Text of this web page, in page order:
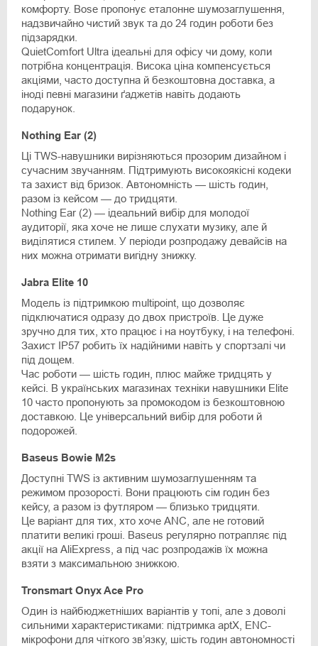
комфорту. Bose пропонує еталонне шумозаглушення,
надзвичайно чистий звук та до 24 годин роботи без
підзарядки.
QuietComfort Ultra ідеальні для офісу чи дому, коли
потрібна концентрація. Висока ціна компенсується
акціями, часто доступна й безкоштовна доставка, а
іноді певні магазини ґаджетів навіть додають
подарунок.
Nothing Ear (2)
Ці TWS-навушники вирізняються прозорим дизайном і
сучасним звучанням. Підтримують високоякісні кодеки
та захист від бризок. Автономність — шість годин,
разом із кейсом — до тридцяти.
Nothing Ear (2) — ідеальний вибір для молодої
аудиторії, яка хоче не лише слухати музику, але й
виділятися стилем. У періоди розпродажу девайсів на
них можна отримати вигідну знижку.
Jabra Elite 10
Модель із підтримкою multipoint, що дозволяє
підключатися одразу до двох пристроїв. Це дуже
зручно для тих, хто працює і на ноутбуку, і на телефоні.
Захист IP57 робить їх надійними навіть у спортзалі чи
під дощем.
Час роботи — шість годин, плюс майже тридцять у
кейсі. В українських магазинах техніки навушники Elite
10 часто пропонують за промокодом із безкоштовною
доставкою. Це універсальний вибір для роботи й
подорожей.
Baseus Bowie M2s
Доступні TWS із активним шумозаглушенням та
режимом прозорості. Вони працюють сім годин без
кейсу, а разом із футляром — близько тридцяти.
Це варіант для тих, хто хоче ANC, але не готовий
платити великі гроші. Baseus регулярно потрапляє під
акції на AliExpress, а під час розпродажів їх можна
взяти з максимальною знижкою.
Tronsmart Onyx Ace Pro
Один із найбюджетніших варіантів у топі, але з доволі
сильними характеристиками: підтримка aptX, ENC-
мікрофони для чіткого зв’язку, шість годин автономності